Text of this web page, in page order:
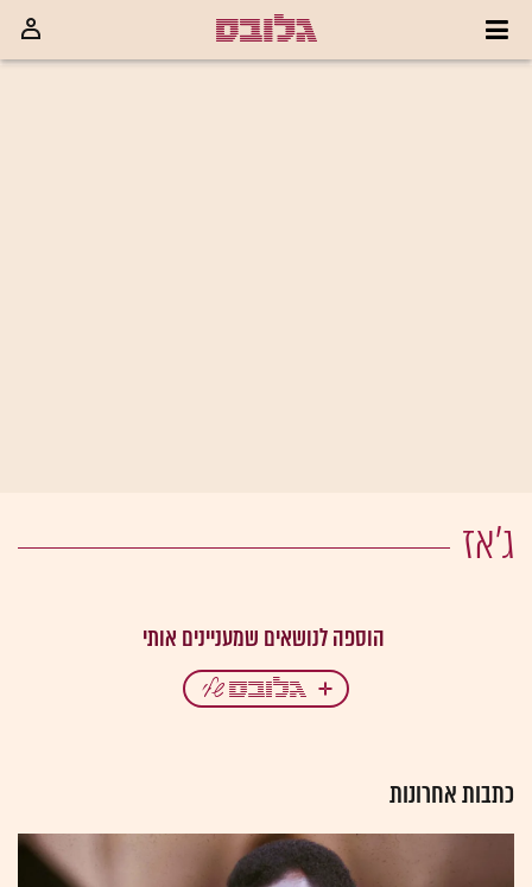
ג'אז
כתבות אחרונות